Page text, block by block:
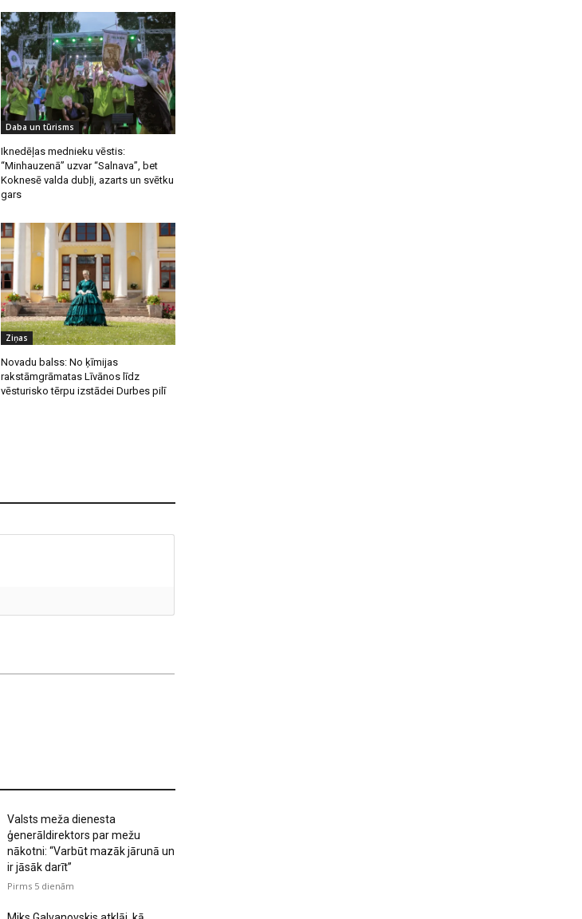
Daba un tūrisms
Iknedēļas mednieku vēstis:
“Minhauzenā” uzvar “Salnava”, bet
Koknesē valda dubļi, azarts un svētku
gars
Ziņas
Novadu balss: No ķīmijas
rakstāmgrāmatas Līvānos līdz
vēsturisko tērpu izstādei Durbes pilī
Valsts meža dienesta
ģenerāldirektors par mežu
nākotni: “Varbūt mazāk jārunā un
ir jāsāk darīt”
Pirms 5 dienām